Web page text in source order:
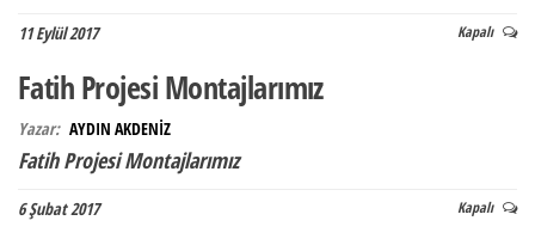
11 Eylül 2017 Kapalı
Fatih Projesi Montajlarımız
Yazar: AYDIN AKDENİZ
Fatih Projesi Montajlarımız
6 Şubat 2017 Kapalı